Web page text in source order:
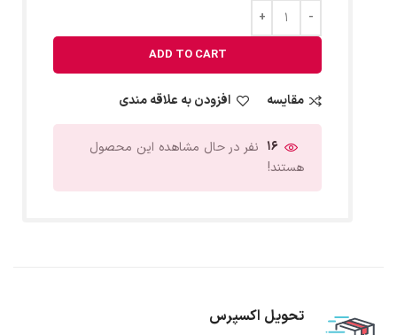
ADD TO CART
مقایسه افزودن به علاقه مندی
16 نفر در حال مشاهده این محصول
هستند!
تحویل اکسپرس